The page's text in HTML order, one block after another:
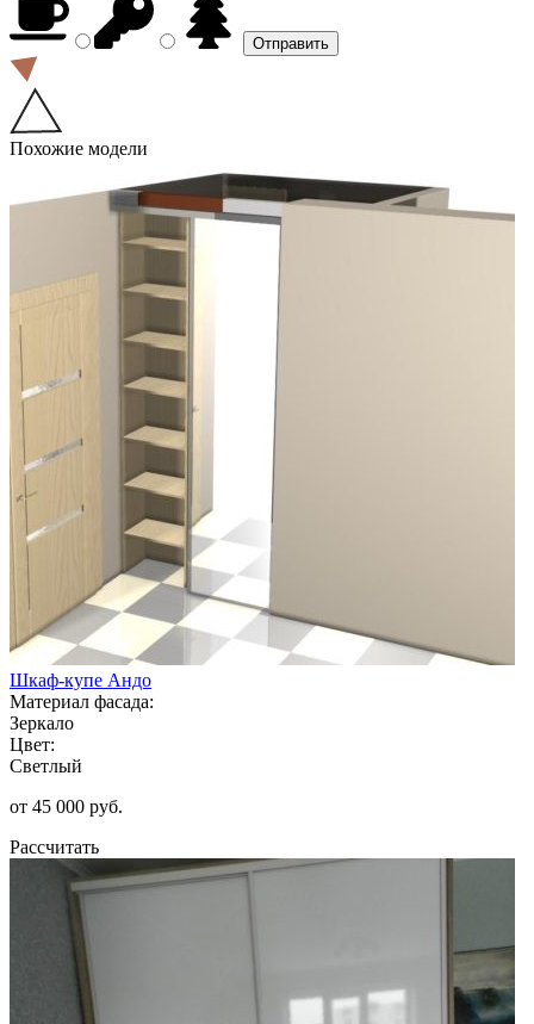
Похожие модели
Шкаф-купе Андо
Материал фасада:
Зеркало
Цвет:
Светлый
от 45 000 руб.
Рассчитать